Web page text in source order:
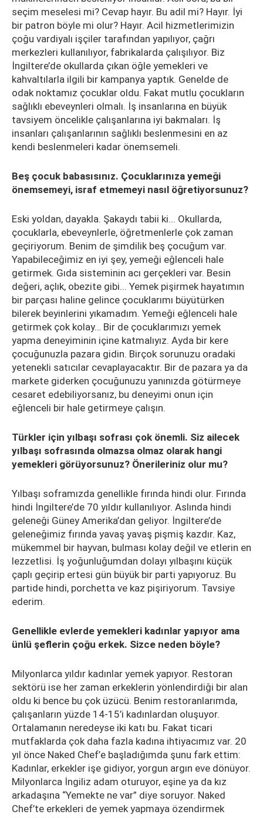
seçim meselesi mi? Cevap hayır. Bu adil mi? Hayır. İyi
bir patron böyle mi olur? Hayır. Acil hizmetlerimizin
çoğu vardiyalı işçiler tarafından yapılıyor, çağrı
merkezleri kullanılıyor, fabrikalarda çalışılıyor. Biz
İngiltere’de okullarda çıkan öğle yemekleri ve
kahvaltılarla ilgili bir kampanya yaptık. Genelde de
odak noktamız çocuklar oldu. Fakat mutlu çocukların
sağlıklı ebeveynleri olmalı. İş insanlarına en büyük
tavsiyem öncelikle çalışanlarına iyi bakmaları. İş
insanları çalışanlarının sağlıklı beslenmesini en az
kendi beslenmeleri kadar önemsemeli.
Beş çocuk babasısınız. Çocuklarınıza yemeği
önemsemeyi, israf etmemeyi nasıl öğretiyorsunuz?
Eski yoldan, dayakla. Şakaydı tabii ki... Okullarda,
çocuklarla, ebeveynlerle, öğretmenlerle çok zaman
geçiriyorum. Benim de şimdilik beş çocuğum var.
Yapabileceğimiz en iyi şey, yemeği eğlenceli hale
getirmek. Gıda sisteminin acı gerçekleri var. Besin
değeri, açlık, obezite gibi... Yemek pişirmek hayatımın
bir parçası haline gelince çocuklarımı büyütürken
bilerek beyinlerini yıkamadım. Yemeği eğlenceli hale
getirmek çok kolay… Bir de çocuklarımızı yemek
yapma deneyiminin içine katmalıyız. Ayda bir kere
çocuğunuzla pazara gidin. Birçok sorunuzu oradaki
yetenekli satıcılar cevaplayacaktır. Bir de pazara ya da
markete giderken çocuğunuzu yanınızda götürmeye
cesaret edebiliyorsanız, bu deneyimi onun için
eğlenceli bir hale getirmeye çalışın.
Türkler için yılbaşı sofrası çok önemli. Siz ailecek
yılbaşı sofrasında olmazsa olmaz olarak hangi
yemekleri görüyorsunuz? Önerileriniz olur mu?
Yılbaşı soframızda genellikle fırında hindi olur. Fırında
hindi İngiltere’de 70 yıldır kullanılıyor. Aslında hindi
geleneği Güney Amerika’dan geliyor. İngiltere’de
geleneğimiz fırında yavaş yavaş pişmiş kazdır. Kaz,
mükemmel bir hayvan, bulması kolay değil ve etlerin en
lezzetlisi. İş yoğunluğumdan dolayı yılbaşını küçük
çaplı geçirip ertesi gün büyük bir parti yapıyoruz. Bu
partide hindi, porchetta ve kaz pişiriyorum. Tavsiye
ederim.
Genellikle evlerde yemekleri kadınlar yapıyor ama
ünlü şeflerin çoğu erkek. Sizce neden böyle?
Milyonlarca yıldır kadınlar yemek yapıyor. Restoran
sektörü ise her zaman erkeklerin yönlendirdiği bir alan
oldu ki bence bu çok üzücü. Benim restoranlarımda,
çalışanların yüzde 14-15’i kadınlardan oluşuyor.
Ortalamanın neredeyse iki katı bu. Fakat ticari
mutfaklarda çok daha fazla kadına ihtiyacımız var. 20
yıl önce Naked Chef’e başladığımda şunu fark ettim:
Kadınlar, erkekler işe gidiyor, yorgun argın eve dönüyor.
Milyonlarca İngiliz adam oturuyor, eşine ya da kız
arkadaşına “Yemekte ne var” diye soruyor. Naked
Chef’te erkekleri de yemek yapmaya özendirmek